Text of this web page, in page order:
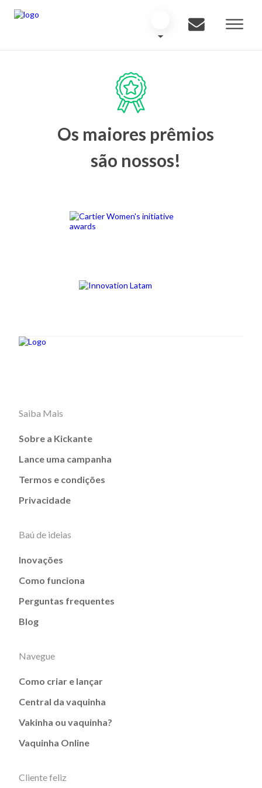
Os maiores prêmios
são nossos!
Saiba Mais
Sobre a Kickante
Lance uma campanha
Termos e condições
Privacidade
Baú de ideias
Inovações
Como funciona
Perguntas frequentes
Blog
Navegue
Como criar e lançar
Central da vaquinha
Vakinha ou vaquinha?
Vaquinha Online
Cliente feliz